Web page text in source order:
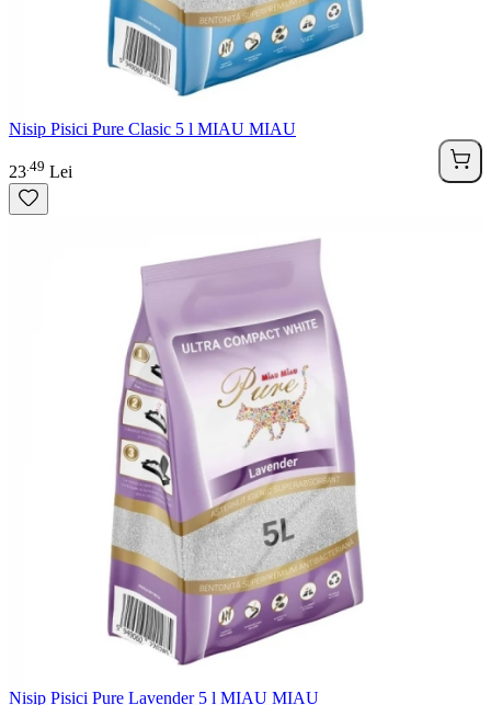
Nisip Pisici Pure Clasic 5 l MIAU MIAU
23 49 Lei
Nisip Pisici Pure Lavender 5 l MIAU MIAU